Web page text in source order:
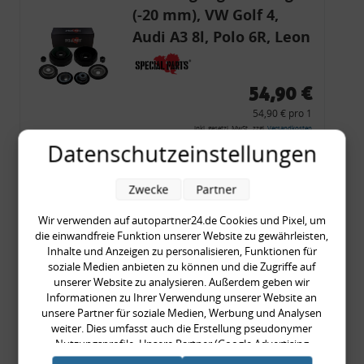
(-20 mm), VW Golf 4,
Audi A3 8l, Polo 6R, Leon
54,90 €
54,90 € pro 1
inkl. gesetzl. MwSt., zzgl.Versandkosten
Merkzettel
Zum Artikel
Rückleuchtenband mit
Blinker, rot, US-Ecken,
Audi 80 Cabrio, Typ 89,
OE-Nr.: 8G0945225 +
8G0945225C
999,99 €
Datenschutzeinstellungen
Wir verwenden auf autopartner24.de Cookies und Pixel, um
die einwandfreie Funktion unserer Website zu gewährleisten,
Inhalte und Anzeigen zu personalisieren, Funktionen für
soziale Medien anbieten zu können und die Zugriffe auf
unserer Website zu analysieren. Außerdem geben wir
Informationen zu Ihrer Verwendung unserer Website an
unsere Partner für soziale Medien, Werbung und Analysen
weiter. Dies umfasst auch die Erstellung pseudonymer
Nutzungsprofile. Unsere Partner (Google Advertising
Products) führen diese Informationen möglicherweise mit
Zwecke Partner